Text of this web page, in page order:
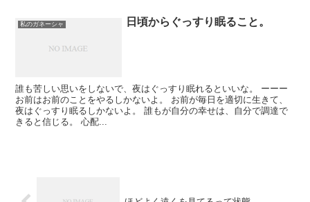
私のガネーシャ 日頃からぐっすり眠ること。
誰も苦しい思いをしないで、夜はぐっすり眠れるといいな。 ーーー
お前はお前のことをやるしかないよ。 お前が毎日を適切に生きて、
夜はぐっすり眠るしかないよ。 誰もが自分の幸せは、自分で調達で
きると信じる。 心配...